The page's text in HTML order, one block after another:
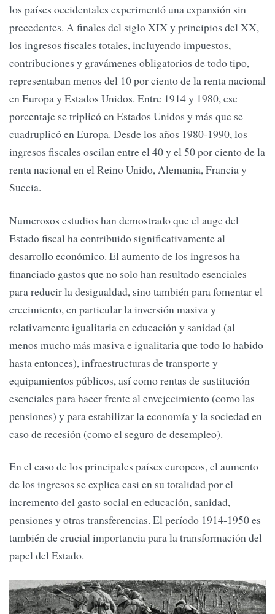
los países occidentales experimentó una expansión sin
precedentes. A finales del siglo XIX y principios del XX,
los ingresos fiscales totales, incluyendo impuestos,
contribuciones y gravámenes obligatorios de todo tipo,
representaban menos del 10 por ciento de la renta nacional
en Europa y Estados Unidos. Entre 1914 y 1980, ese
porcentaje se triplicó en Estados Unidos y más que se
cuadruplicó en Europa. Desde los años 1980-1990, los
ingresos fiscales oscilan entre el 40 y el 50 por ciento de la
renta nacional en el Reino Unido, Alemania, Francia y
Suecia.
Numerosos estudios han demostrado que el auge del
Estado fiscal ha contribuido significativamente al
desarrollo económico. El aumento de los ingresos ha
financiado gastos que no solo han resultado esenciales
para reducir la desigualdad, sino también para fomentar el
crecimiento, en particular la inversión masiva y
relativamente igualitaria en educación y sanidad (al
menos mucho más masiva e igualitaria que todo lo habido
hasta entonces), infraestructuras de transporte y
equipamientos públicos, así como rentas de sustitución
esenciales para hacer frente al envejecimiento (como las
pensiones) y para estabilizar la economía y la sociedad en
caso de recesión (como el seguro de desempleo).
En el caso de los principales países europeos, el aumento
de los ingresos se explica casi en su totalidad por el
incremento del gasto social en educación, sanidad,
pensiones y otras transferencias. El período 1914-1950 es
también de crucial importancia para la transformación del
papel del Estado.